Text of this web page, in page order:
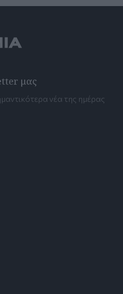
μας
νέα της ημέρας